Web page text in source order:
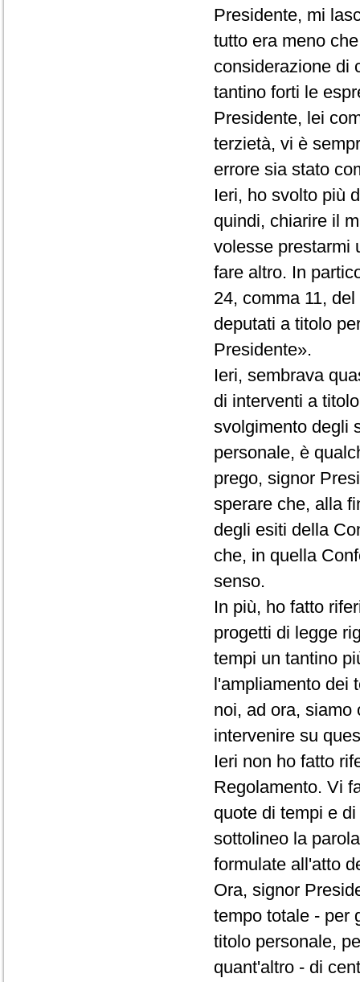
Presidente, mi
tutto era meno
considerazione di
tantino forti le
Presidente, lei
terzietà, vi è
errore sia stato
Ieri, ho svolto più
quindi, chiarire il
volesse prestarmi
fare altro. In
24, comma 11,
deputati a titolo
Presidente».
Ieri, sembrava
di interventi a
svolgimento degli
personale, è
prego, signor
sperare che, alla
degli esiti della
che, in quella
senso.
In più, ho fatto
progetti di legge
tempi un tantino
l'ampliamento dei
noi, ad ora, siamo
intervenire su
Ieri non ho fatto
Regolamento. Vi
quote di tempi e
sottolineo la
formulate all'atto
Ora, signor
tempo totale - per
titolo personale,
quant'altro - di